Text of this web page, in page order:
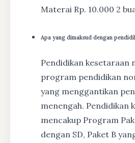
Materai Rp. 10.000 2
Apa yang dimaksud dengan
Pendidikan kesetaraan
program pendidikan
yang menggantikan
menengah. Pendidikan
mencakup Program
dengan SD, Paket B